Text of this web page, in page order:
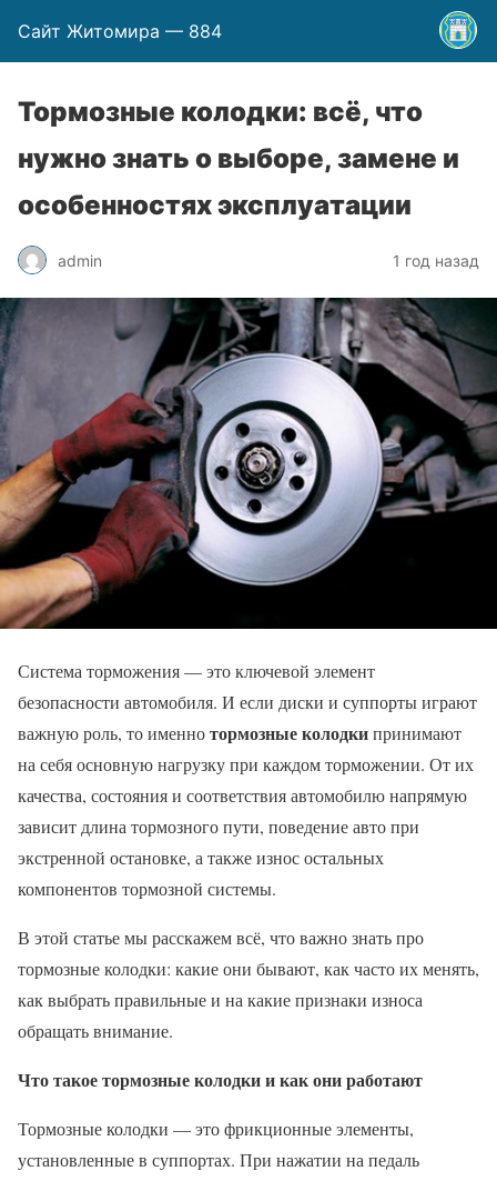
Сайт Житомира — 884
Тормозные колодки: всё, что
нужно знать о выборе, замене и
особенностях эксплуатации
admin 1 год назад
Система торможения — это ключевой элемент
безопасности автомобиля. И если диски и суппорты играют
важную роль, то именнотормозные колодкипринимают
на себя основную нагрузку при каждом торможении. От их
качества, состояния и соответствия автомобилю напрямую
зависит длина тормозного пути, поведение авто при
экстренной остановке, а также износ остальных
компонентов тормозной системы.
В этой статье мы расскажем всё, что важно знать про
тормозные колодки: какие они бывают, как часто их менять,
как выбрать правильные и на какие признаки износа
обращать внимание.
Что такое тормозные колодки и как они работают
Тормозные колодки — это фрикционные элементы,
установленные в суппортах. При нажатии на педаль